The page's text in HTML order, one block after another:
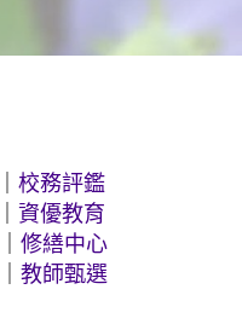
｜校務評鑑
｜資優教育
｜修繕中心
｜教師甄選